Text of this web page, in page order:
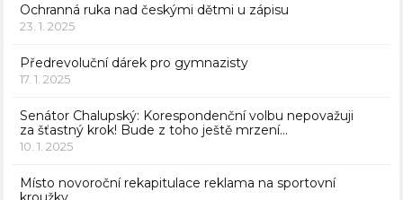
Ochranná ruka nad českými dětmi u zápisu
23. 1. 2025
Předrevoluční dárek pro gymnazisty
17. 1. 2025
Senátor Chalupský: Korespondenční volbu nepovažuji
za šťastný krok! Bude z toho ještě mrzení…
10. 1. 2025
Místo novoroční rekapitulace reklama na sportovní